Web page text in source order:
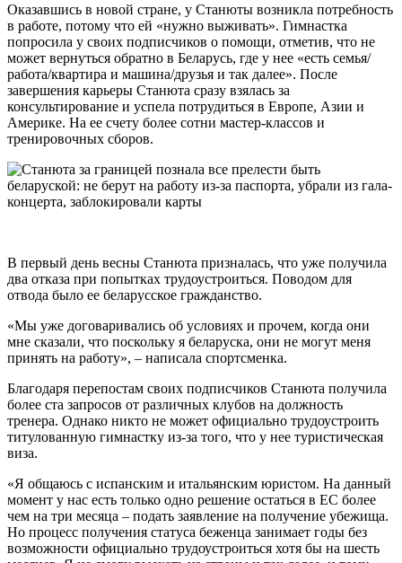
Оказавшись в новой стране, у Станюты возникла потребность
в работе, потому что ей «нужно выживать». Гимнастка
попросила у своих подписчиков о помощи, отметив, что не
может вернуться обратно в Беларусь, где у нее «есть семья/
работа/квартира и машина/друзья и так далее». После
завершения карьеры Станюта сразу взялась за
консультирование и успела потрудиться в Европе, Азии и
Америке. На ее счету более сотни мастер-классов и
тренировочных сборов.
В первый день весны Станюта призналась, что уже получила
два отказа при попытках трудоустроиться. Поводом для
отвода было ее беларусское гражданство.
«Мы уже договаривались об условиях и прочем, когда они
мне сказали, что поскольку я беларуска, они не могут меня
принять на работу», – написала спортсменка.
Благодаря перепостам своих подписчиков Станюта получила
более ста запросов от различных клубов на должность
тренера. Однако никто не может официально трудоустроить
титулованную гимнастку из-за того, что у нее туристическая
виза.
«Я общаюсь с испанским и итальянским юристом. На данный
момент у нас есть только одно решение остаться в ЕС более
чем на три месяца – подать заявление на получение убежища.
Но процесс получения статуса беженца занимает годы без
возможности официально трудоустроиться хотя бы на шесть